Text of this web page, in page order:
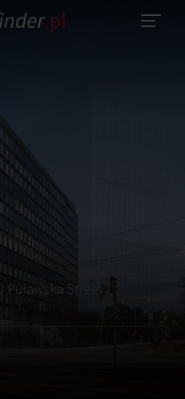
Puławska Street